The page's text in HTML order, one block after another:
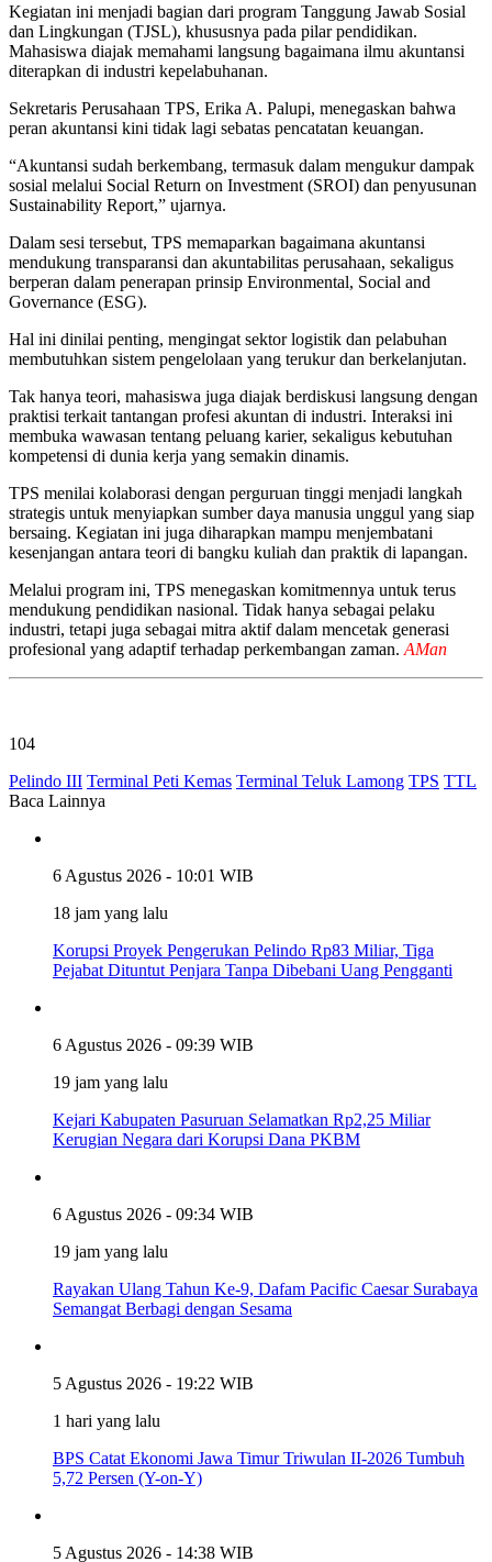
Kegiatan ini menjadi bagian dari program Tanggung Jawab Sosial
dan Lingkungan (TJSL), khususnya pada pilar pendidikan.
Mahasiswa diajak memahami langsung bagaimana ilmu akuntansi
diterapkan di industri kepelabuhanan.
Sekretaris Perusahaan TPS, Erika A. Palupi, menegaskan bahwa
peran akuntansi kini tidak lagi sebatas pencatatan keuangan.
“Akuntansi sudah berkembang, termasuk dalam mengukur dampak
sosial melalui Social Return on Investment (SROI) dan penyusunan
Sustainability Report,” ujarnya.
Dalam sesi tersebut, TPS memaparkan bagaimana akuntansi
mendukung transparansi dan akuntabilitas perusahaan, sekaligus
berperan dalam penerapan prinsip Environmental, Social and
Governance (ESG).
Hal ini dinilai penting, mengingat sektor logistik dan pelabuhan
membutuhkan sistem pengelolaan yang terukur dan berkelanjutan.
Tak hanya teori, mahasiswa juga diajak berdiskusi langsung dengan
praktisi terkait tantangan profesi akuntan di industri. Interaksi ini
membuka wawasan tentang peluang karier, sekaligus kebutuhan
kompetensi di dunia kerja yang semakin dinamis.
TPS menilai kolaborasi dengan perguruan tinggi menjadi langkah
strategis untuk menyiapkan sumber daya manusia unggul yang siap
bersaing. Kegiatan ini juga diharapkan mampu menjembatani
kesenjangan antara teori di bangku kuliah dan praktik di lapangan.
Melalui program ini, TPS menegaskan komitmennya untuk terus
mendukung pendidikan nasional. Tidak hanya sebagai pelaku
industri, tetapi juga sebagai mitra aktif dalam mencetak generasi
profesional yang adaptif terhadap perkembangan zaman. AMan
104
Pelindo III Terminal Peti Kemas Terminal Teluk Lamong TPS TTL
Baca Lainnya
6 Agustus 2026 - 10:01 WIB
18 jam yang lalu
Korupsi Proyek Pengerukan Pelindo Rp83 Miliar, Tiga
Pejabat Dituntut Penjara Tanpa Dibebani Uang Pengganti
6 Agustus 2026 - 09:39 WIB
19 jam yang lalu
Kejari Kabupaten Pasuruan Selamatkan Rp2,25 Miliar
Kerugian Negara dari Korupsi Dana PKBM
6 Agustus 2026 - 09:34 WIB
19 jam yang lalu
Rayakan Ulang Tahun Ke-9, Dafam Pacific Caesar Surabaya
Semangat Berbagi dengan Sesama
5 Agustus 2026 - 19:22 WIB
1 hari yang lalu
BPS Catat Ekonomi Jawa Timur Triwulan II-2026 Tumbuh
5,72 Persen (Y-on-Y)
5 Agustus 2026 - 14:38 WIB